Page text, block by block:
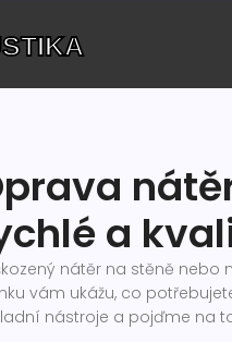
a
nátěr na stěně nebo
vám ukážu, co
nástroje a pojďme na